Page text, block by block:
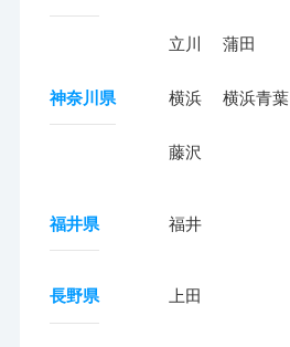
立川 蒲田
神奈川県 横浜 横浜青葉
藤沢
福井県 福井
長野県 上田